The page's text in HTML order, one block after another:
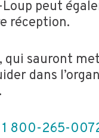
peut
réception.
qui sauront
dans
1 800-265-